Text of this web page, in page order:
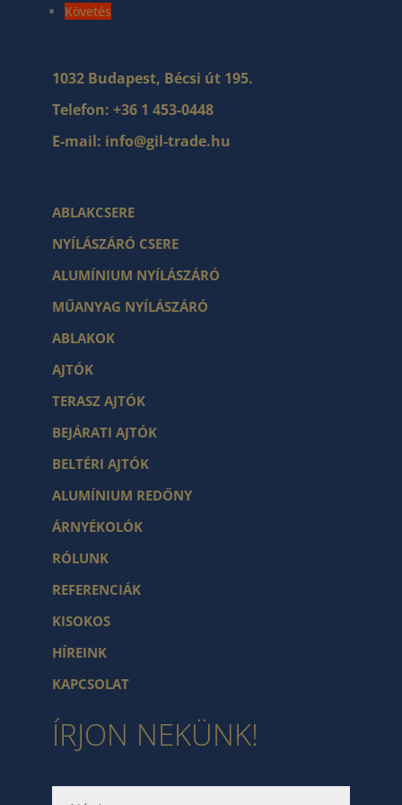
Követés
1032 Budapest, Bécsi út 195.
Telefon:+36 1 453-0448
E-mail: info@gil-trade.hu
ABLAKCSERE
NYÍLÁSZÁRÓ CSERE
ALUMÍNIUM NYÍLÁSZÁRÓ
MŰANYAG NYÍLÁSZÁRÓ
ABLAKOK
AJTÓK
TERASZ AJTÓK
BEJÁRATI AJTÓK
BELTÉRI AJTÓK
ALUMÍNIUM REDŐNY
ÁRNYÉKOLÓK
RÓLUNK
REFERENCIÁK
KISOKOS
HÍREINK
KAPCSOLAT
ÍRJON NEKÜNK!